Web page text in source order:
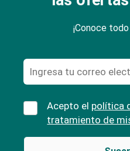
¡Conoce
Acepto el política
tratamiento de